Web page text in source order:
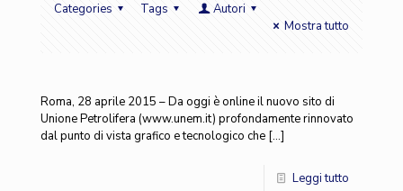
Categories Tags
Autori
Mostra tutto
Roma, 28 aprile 2015 – Da oggi è online il nuovo sito di
Unione Petrolifera (www.unem.it) profondamente rinnovato
dal punto di vista grafico e tecnologico che […]
Leggi tutto